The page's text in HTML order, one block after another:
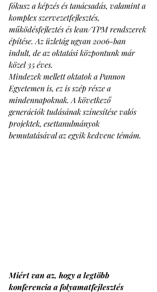
fókusz a képzés és tanácsadás, valamint a
komplex szervezetfejlesztés,
működésfejleztés és lean/TPM rendszerek
építése. Az üzletág ugyan 2006-ban
indult, de az oktatási központunk már
közel 35 éves.
Mindezek mellett oktatok a Pannon
Egyetemen is, ez is szép része a
mindennapoknak. A következő
generációk tudásának színesítése valós
projektek, esettanulmányok
bemutatásával az egyik kedvenc témám.
Miért van az, hogy a legtöbb
konferencia a folyamatfejlesztés